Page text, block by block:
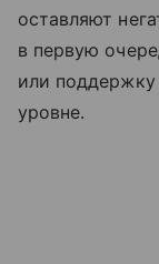
оставляют
в первую
или поддержку
уровне.